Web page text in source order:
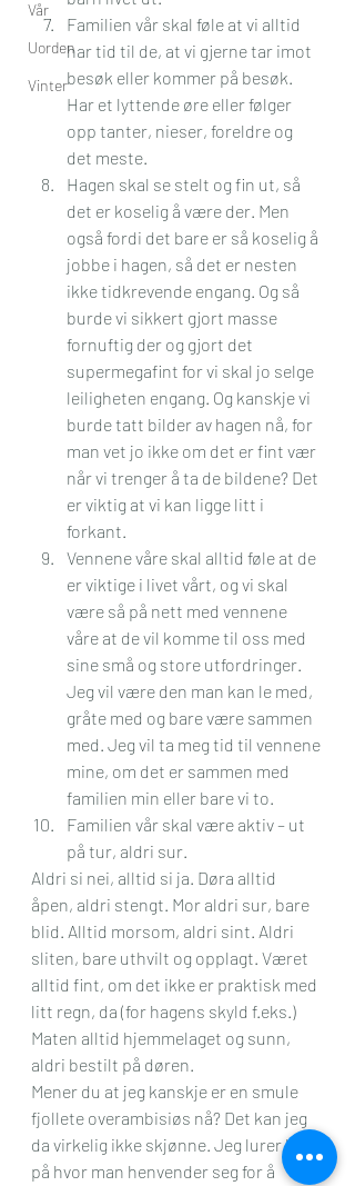
Vår
Uorden
Vinter
Familien vår skal føle at vi alltid
har tid til de, at vi gjerne tar imot
besøk eller kommer på besøk.
Har et lyttende øre eller følger
opp tanter, nieser, foreldre og
det meste.
Hagen skal se stelt og fin ut, så
det er koselig å være der. Men
også fordi det bare er så koselig å
jobbe i hagen, så det er nesten
ikke tidkrevende engang. Og så
burde vi sikkert gjort masse
fornuftig der og gjort det
supermegafint for vi skal jo selge
leiligheten engang. Og kanskje vi
burde tatt bilder av hagen nå, for
man vet jo ikke om det er fint vær
når vi trenger å ta de bildene? Det
er viktig at vi kan ligge litt i
forkant.
Vennene våre skal alltid føle at de
er viktige i livet vårt, og vi skal
være så på nett med vennene
våre at de vil komme til oss med
sine små og store utfordringer.
Jeg vil være den man kan le med,
gråte med og bare være sammen
med. Jeg vil ta meg tid til vennene
mine, om det er sammen med
familien min eller bare vi to.
Familien vår skal være aktiv – ut
på tur, aldri sur.
Aldri si nei, alltid si ja. Døra alltid
åpen, aldri stengt. Mor aldri sur, bare
blid. Alltid morsom, aldri sint. Aldri
sliten, bare uthvilt og opplagt. Været
alltid fint, om det ikke er praktisk med
litt regn, da (for hagens skyld f.eks.)
Maten alltid hjemmelaget og sunn,
aldri bestilt på døren.
Mener du at jeg kanskje er en smule
fjollete overambisiøs nå? Det kan jeg
da virkelig ikke skjønne. Jeg lurer bare
på hvor man henvender seg for å